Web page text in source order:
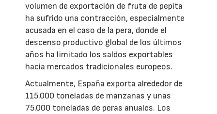
volumen de exportación de fruta de pepita
ha sufrido una contracción, especialmente
acusada en el caso de la pera, donde el
descenso productivo global de los últimos
años ha limitado los saldos exportables
hacia mercados tradicionales europeos.
Actualmente, España exporta alrededor de
115.000 toneladas de manzanas y unas
75.000 toneladas de peras anuales. Los